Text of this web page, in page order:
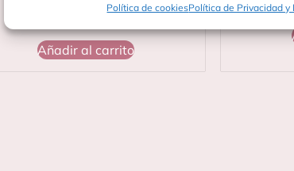
Política de cookiesPolítica de Privacidad y
€
Añadir al carrito